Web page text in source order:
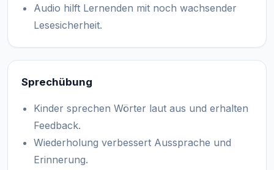
Audio hilft Lernenden mit noch wachsender
Lesesicherheit.
Sprechübung
Kinder sprechen Wörter laut aus und erhalten
Feedback.
Wiederholung verbessert Aussprache und
Erinnerung.